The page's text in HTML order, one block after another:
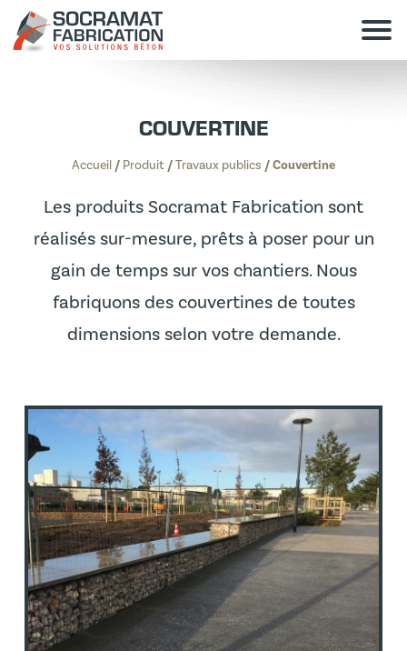
COUVERTINE
Accueil / Produit /Travaux publics /Couvertine
Les produits Socramat Fabrication sont
réalisés sur-mesure, prêts à poser pour un
gain de temps sur vos chantiers. Nous
fabriquons des couvertines de toutes
dimensions selon votre demande.